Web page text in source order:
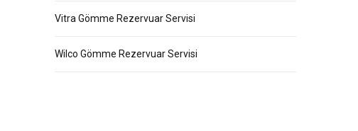
Vitra Gömme Rezervuar Servisi
Wilco Gömme Rezervuar Servisi